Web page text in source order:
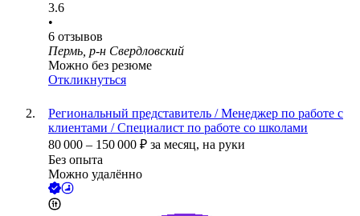
3.6
•
6 отзывов
Пермь, р-н Свердловский
Можно без резюме
Откликнуться
Региональный представитель / Менеджер по работе с
клиентами / Специалист по работе со школами
80 000 – 150 000 ₽ за месяц, на руки
Без опыта
Можно удалённо